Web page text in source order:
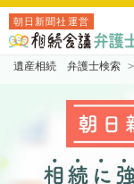
朝日新聞社運営
遺産相続 弁護士検索